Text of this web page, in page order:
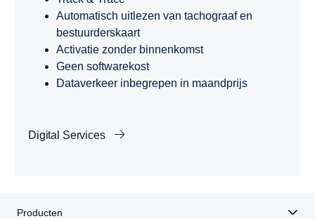
Automatisch uitlezen van tachograaf en
bestuurderskaart
Activatie zonder binnenkomst
Geen softwarekost
Dataverkeer inbegrepen in maandprijs
Digital Services
Producten